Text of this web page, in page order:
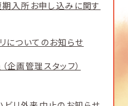
入所お申し込みに関す
についてのお知らせ
企画管理スタッフ）